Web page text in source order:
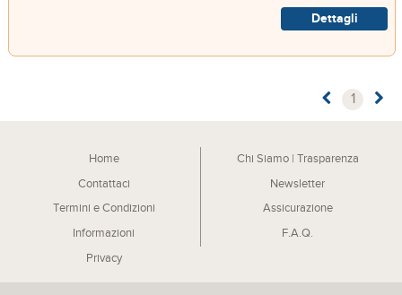
Dettagli
1
Home
Chi Siamo | Trasparenza
Contattaci
Newsletter
Termini e Condizioni
Assicurazione
Informazioni
F.A.Q.
Privacy